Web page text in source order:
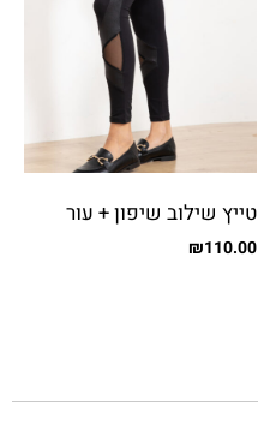
טייץ שילוב שיפון + עור
₪110.00